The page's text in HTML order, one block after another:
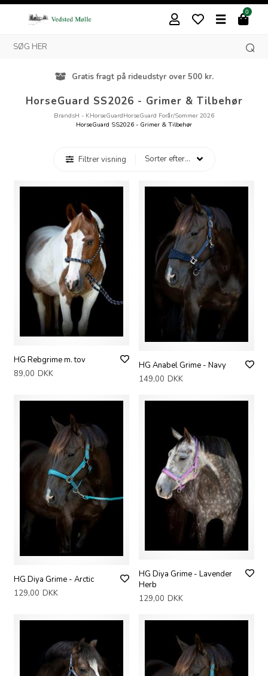
0
Gratis fragt på rideudstyr over 500 kr.
HorseGuard SS2026 - Grimer & Tilbehør
BrandsH - KHorseGuardHorseGuard Forår/Sommer 2026
HorseGuard SS2026 - Grimer & Tilbehør
Filtrer visning
HG Rebgrime m. tov
89,00 DKK
HG Anabel Grime - Navy
149,00 DKK
HG Diya Grime - Arctic
129,00 DKK
HG Diya Grime - Lavender
Herb
129,00 DKK